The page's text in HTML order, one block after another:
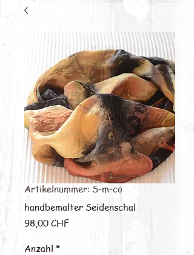
Artikelnummer: S-m-co
handbemalter Seidenschal
98,00 CHFPreis
Anzahl *